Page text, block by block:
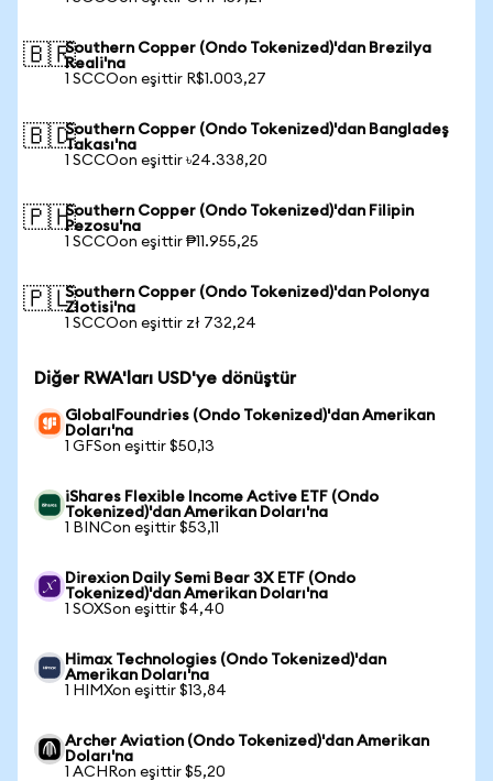
🇧🇷Southern Copper (Ondo Tokenized)'dan Brezilya
Reali'na
1 SCCOon eşittir R$1.003,27
🇧🇩Southern Copper (Ondo Tokenized)'dan Bangladeş
Takası'na
1 SCCOon eşittir ৳24.338,20
🇵🇭Southern Copper (Ondo Tokenized)'dan Filipin
Pezosu'na
1 SCCOon eşittir ₱11.955,25
🇵🇱Southern Copper (Ondo Tokenized)'dan Polonya
Zlotisi'na
1 SCCOon eşittir zł 732,24
Diğer RWA'ları USD'ye dönüştür
GlobalFoundries (Ondo Tokenized)'dan Amerikan
Doları'na
1 GFSon eşittir $50,13
iShares Flexible Income Active ETF (Ondo
Tokenized)'dan Amerikan Doları'na
1 BINCon eşittir $53,11
Direxion Daily Semi Bear 3X ETF (Ondo
Tokenized)'dan Amerikan Doları'na
1 SOXSon eşittir $4,40
Himax Technologies (Ondo Tokenized)'dan
Amerikan Doları'na
1 HIMXon eşittir $13,84
Archer Aviation (Ondo Tokenized)'dan Amerikan
Doları'na
1 ACHRon eşittir $5,20